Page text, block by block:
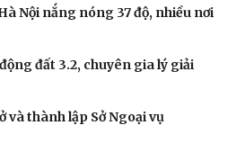
Nội nắng nóng 37 độ, nhiều nơi
đất 3.2, chuyên gia lý giải
và thành lập Sở Ngoại vụ